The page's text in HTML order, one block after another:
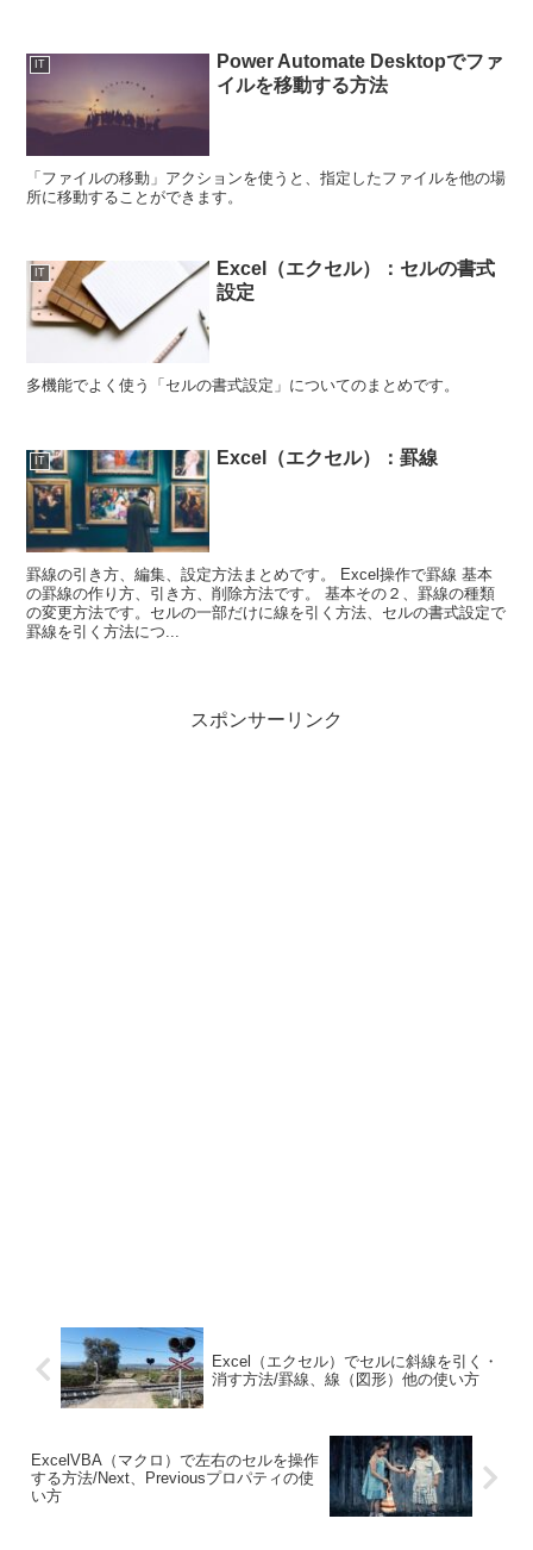
IT
Power Automate Desktopでファ
イルを移動する方法
「ファイルの移動」アクションを使うと、指定したファイルを他の場
所に移動することができます。
IT
Excel（エクセル）：セルの書式
設定
多機能でよく使う「セルの書式設定」についてのまとめです。
IT Excel（エクセル）：罫線
罫線の引き方、編集、設定方法まとめです。 Excel操作で罫線 基本
の罫線の作り方、引き方、削除方法です。 基本その２、罫線の種類
の変更方法です。セルの一部だけに線を引く方法、セルの書式設定で
罫線を引く方法につ...
スポンサーリンク
Excel（エクセル）でセルに斜線を引く・
消す方法/罫線、線（図形）他の使い方
ExcelVBA（マクロ）で左右のセルを操作
する方法/Next、Previousプロパティの使
い方